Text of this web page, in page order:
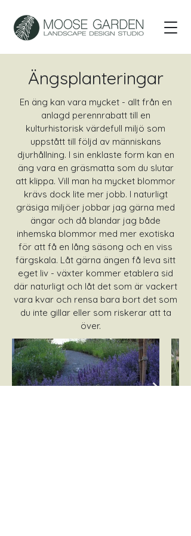
Ängsplanteringar
En äng kan vara mycket - allt från en
anlagd perennrabatt till en
kulturhistorisk värdefull miljö som
uppstått till följd av människans
djurhållning. I sin enklaste form kan en
äng vara en gräsmatta som du slutar
att klippa. Vill man ha mycket blommor
krävs dock lite mer jobb. I naturligt
gräsiga miljöer jobbar jag gärna med
ängar och då blandar jag både
inhemska blommor med mer exotiska
för att få en lång säsong och en viss
färgskala. Låt gärna ängen få leva sitt
eget liv - växter kommer etablera sid
där naturligt och låt det som är vackert
vara kvar och rensa bara bort det som
du inte gillar eller som riskerar att ta
över.